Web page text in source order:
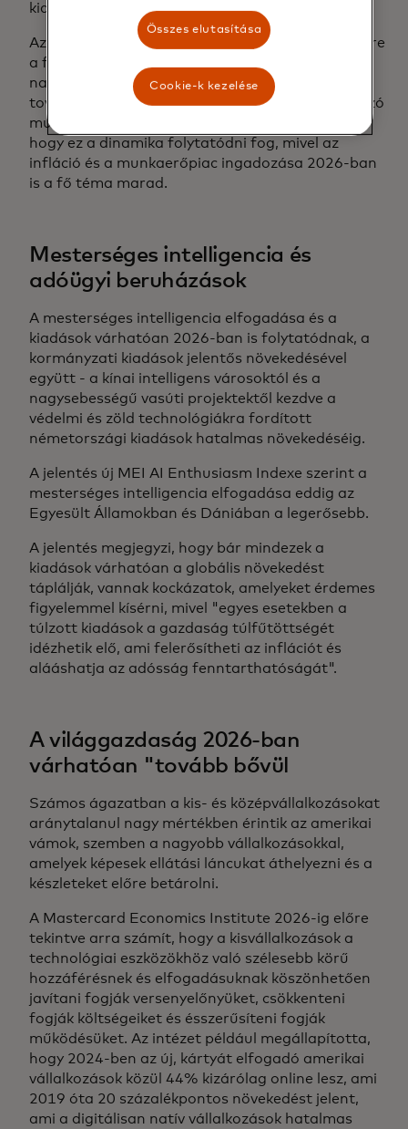
kiadásokat.
Az elmúlt évek erős gazdasági növekedése ellenére
a fogyasztói hangulat a világjárvány óta
nagyrészt alacsony maradt, mivel sok amerikai
továbbra is aggódik a magasabb árak és a változó
munkaerőpiac miatt. Meyer szerint lehetséges,
hogy ez a dinamika folytatódni fog, mivel az
infláció és a munkaerőpiac ingadozása 2026-ban
is a fő téma marad.
Mesterséges intelligencia és
adóügyi beruházások
A mesterséges intelligencia elfogadása és a
kiadások várhatóan 2026-ban is folytatódnak, a
kormányzati kiadások jelentős növekedésével
együtt - a kínai intelligens városoktól és a
nagysebességű vasúti projektektől kezdve a
védelmi és zöld technológiákra fordított
németországi kiadások hatalmas növekedéséig.
A jelentés új MEI AI Enthusiasm Indexe szerint a
mesterséges intelligencia elfogadása eddig az
Egyesült Államokban és Dániában a legerősebb.
A jelentés megjegyzi, hogy bár mindezek a
kiadások várhatóan a globális növekedést
táplálják, vannak kockázatok, amelyeket érdemes
figyelemmel kísérni, mivel "egyes esetekben a
túlzott kiadások a gazdaság túlfűtöttségét
idézhetik elő, ami felerősítheti az inflációt és
alááshatja az adósság fenntarthatóságát".
A világgazdaság 2026-ban
várhatóan "tovább bővül
Számos ágazatban a kis- és középvállalkozásokat
aránytalanul nagy mértékben érintik az amerikai
vámok, szemben a nagyobb vállalkozásokkal,
amelyek képesek ellátási láncukat áthelyezni és a
készleteket előre betárolni.
A Mastercard Economics Institute 2026-ig előre
tekintve arra számít, hogy a kisvállalkozások a
technológiai eszközökhöz való szélesebb körű
hozzáférésnek és elfogadásuknak köszönhetően
javítani fogják versenyelőnyüket, csökkenteni
fogják költségeiket és ésszerűsíteni fogják
működésüket. Az intézet például megállapította,
hogy 2024-ben az új, kártyát elfogadó amerikai
vállalkozások közül 44% kizárólag online lesz, ami
2019 óta 20 százalékpontos növekedést jelent,
ami a digitálisan natív vállalkozások hatalmas
Összes elutasítása
Cookie-k kezelése